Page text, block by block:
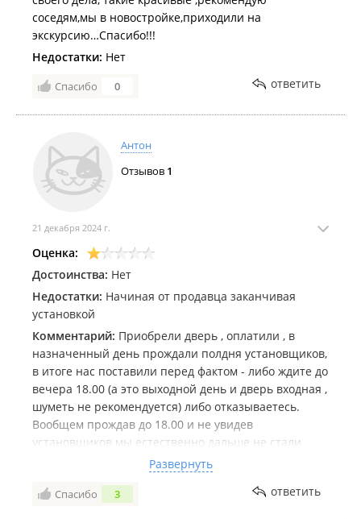
соседям,мы в новостройке,приходили на
экскурсию…Спасибо!!!
Недостатки: Нет
Спасибо 0 ответить
Антон
Отзывов 1
21 декабря 2024 г.
Оценка:
Достоинства: Нет
Недостатки: Начиная от продавца заканчивая
установкой
Комментарий: Приобрели дверь , оплатили , в
назначенный день прождали полдня установщиков,
в итоге нас поставили перед фактом - либо ждите до
вечера 18.00 (а это выходной день и дверь входная ,
шуметь не рекомендуется) либо отказываетесь.
Вообщем прождав до 18.00 и не увидев
установщиков мы естественно дальше не стали
испытывать судьбу и нервы и отказались . Может и
к лучшему а то тут через один отзыв плохой .
Продавец консультант в магазине на звонки не
Развернуть
Спасибо 3 ответить